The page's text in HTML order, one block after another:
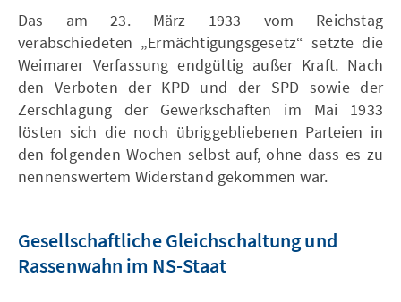
Das am 23. März 1933 vom Reichstag
verabschiedeten „Ermächtigungsgesetz“ setzte die
Weimarer Verfassung endgültig außer Kraft. Nach
den Verboten der KPD und der SPD sowie der
Zerschlagung der Gewerkschaften im Mai 1933
lösten sich die noch übriggebliebenen Parteien in
den folgenden Wochen selbst auf, ohne dass es zu
nennenswertem Widerstand gekommen war.
Gesellschaftliche Gleichschaltung und
Rassenwahn im NS-Staat